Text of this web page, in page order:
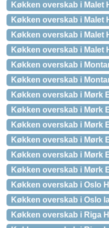
Køkken overskab i Malet
Køkken overskab i Malet
Køkken overskab i Malet
Køkken overskab i Malet
Køkken overskab i
Køkken overskab i
Køkken overskab i Mørk
Køkken overskab i Mørk
Køkken overskab i Mørk
Køkken overskab i Mørk
Køkken overskab i Mørk
Køkken overskab i Mørk
Køkken overskab i Oslo
Køkken overskab i Oslo
Køkken overskab i Riga